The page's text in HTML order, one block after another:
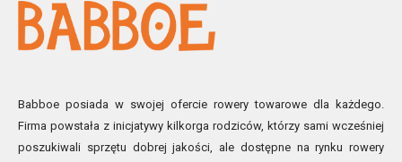
Babboe posiada w swojej ofercie rowery towarowe dla każdego.
Firma powstała z inicjatywy kilkorga rodziców, którzy sami wcześniej
poszukiwali sprzętu dobrej jakości, ale dostępne na rynku rowery